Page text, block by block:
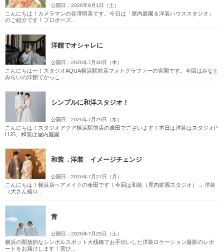
公開日：2026年8月1日（土）
こんにちは！カメラマンの谷澤明美です。今日は「屋内庭園＆洋装ハウススタジオ」
のご紹介です！プロポーズ...
洋館でオシャレに
公開日：2026年7月30日（木）
こんにちは〜！スタジオAQUA横浜駅前店フォトグラファーの宮園です。今回はみなと
みらいの洋館でかっこ...
シンプルに和洋スタジオ！
公開日：2026年7月29日（水）
こんにちは！スタジオアクア横浜駅前店の廣田でございます！本日は洋装はスタジオP
LUS、和装は屋内庭園...
和装→洋装 イメージチェンジ
公開日：2026年7月27日（月）
こんにちは！横浜店ヘアメイクの金田です！今回は和装（屋内庭園スタジオ）→ 洋装
（大さん橋ロ...
青
公開日：2026年7月25日（土）
横浜の開放的なシンボルスポット大桟橋でお手伝いした洋装ロケーション撮影のレポ
ートをお届けします！雲ひ...